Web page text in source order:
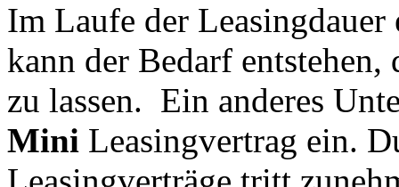
Im Laufe der
kann der Bedarf
zu lassen. Ein anderes
Mini Leasingvertrag ein.